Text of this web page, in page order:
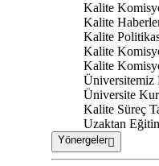
Kalite
Kalite
Kalite
Kalite
Kalite
Üniversitemiz
Üniversite
Kalite Süreç
Uzaktan
Yönergeler